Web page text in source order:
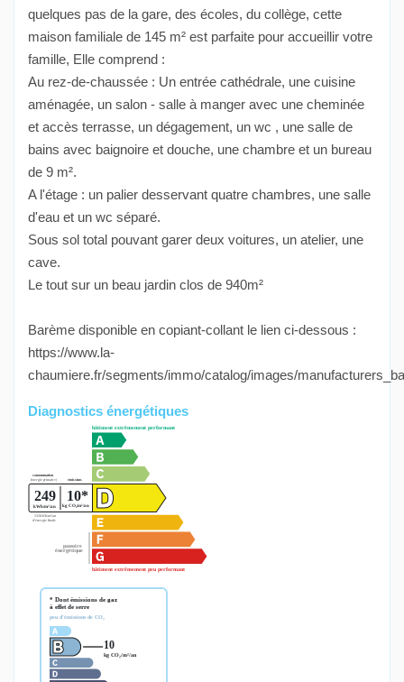
quelques pas de la gare, des écoles, du collège, cette
maison familiale de 145 m² est parfaite pour accueillir votre
famille, Elle comprend :
Au rez-de-chaussée : Un entrée cathédrale, une cuisine
aménagée, un salon - salle à manger avec une cheminée
et accès terrasse, un dégagement, un wc , une salle de
bains avec baignoire et douche, une chambre et un bureau
de 9 m².
A l'étage : un palier desservant quatre chambres, une salle
d'eau et un wc séparé.
Sous sol total pouvant garer deux voitures, un atelier, une
cave.
Le tout sur un beau jardin clos de 940m²
Barème disponible en copiant-collant le lien ci-dessous :
https://www.la-
chaumiere.fr/segments/immo/catalog/images/
Diagnostics énergétiques